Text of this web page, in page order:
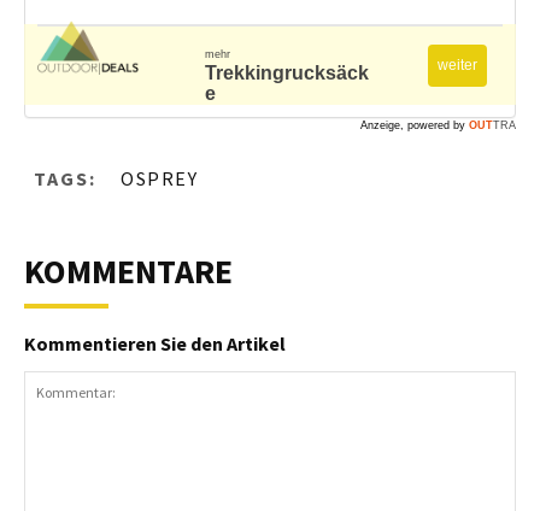
mehr
Trekkingrucksäck
e
weiter
Anzeige, powered by OUTTRA
TAGS: OSPREY
KOMMENTARE
Kommentieren Sie den Artikel